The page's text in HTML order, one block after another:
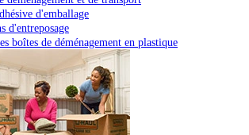
d'emballage
d'entreposage
boîtes de déménagement en plastique